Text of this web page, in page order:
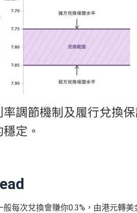
每次兌換會賺你0.3%，由港元轉美